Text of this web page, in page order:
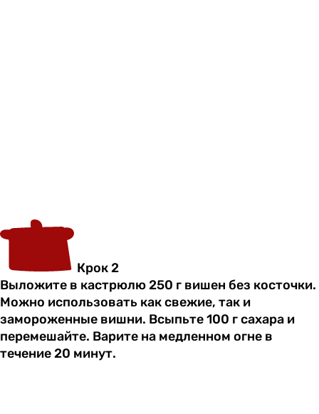
Крок 2
Выложите в кастрюлю 250 г вишен без косточки.
Можно использовать как свежие, так и
замороженные вишни. Всыпьте 100 г сахара и
перемешайте. Варите на медленном огне в
течение 20 минут.